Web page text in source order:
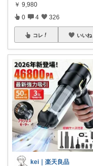
￥ 9,980
0 4 326
コレ いいね
kei｜楽天良品